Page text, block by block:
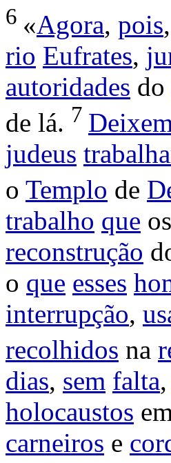
6 «Agora, pois,
rio Eufrates,
autoridades do
de lá. 7
judeus
o Templo de
trabalho que os
reconstrução
o que esses
interrupção,
recolhidos na
dias, sem falta,
holocaustos
carneiros e